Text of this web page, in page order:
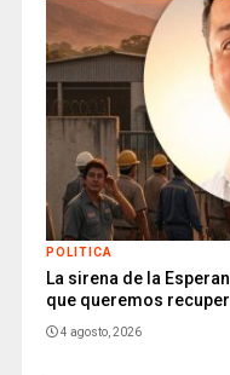
POLITICA
La sirena de la
que queremos
4 agosto, 2026